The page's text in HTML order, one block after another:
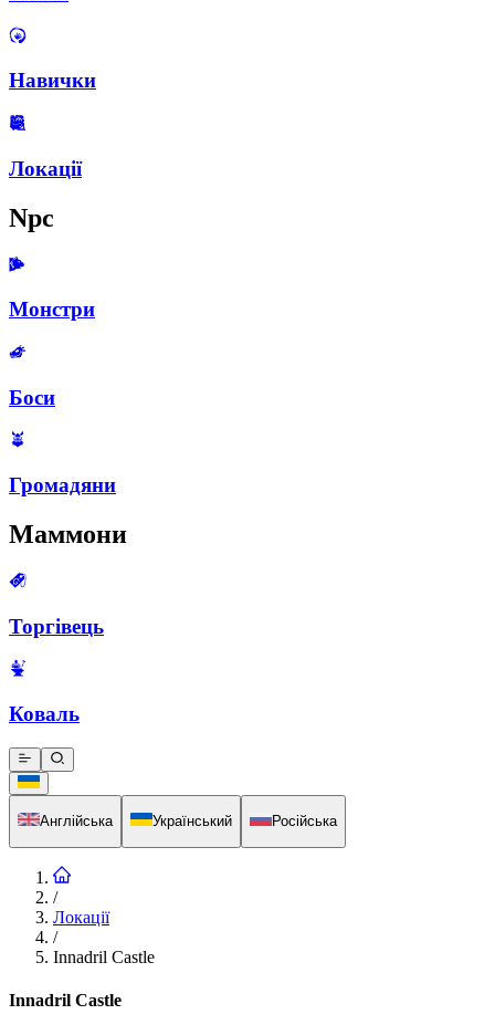
Навички
Локації
Npc
Монстри
Боси
Громадяни
Маммони
Торгівець
Коваль
Англійська Український Російська
/
Локації
/
Innadril Castle
Innadril Castle